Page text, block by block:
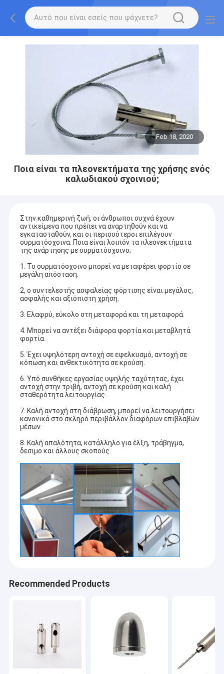
Feb 18, 2020
Ποια είναι τα πλεονεκτήματα της χρήσης ενός
καλωδιακού σχοινιού;
Στην καθημερινή ζωή, οι άνθρωποι συχνά έχουν
αντικείμενα που πρέπει να αναρτηθούν και να
εγκατασταθούν, και οι περισσότεροι επιλέγουν
συρματόσχοινα. Ποια είναι λοιπόν τα πλεονεκτήματα
της ανάρτησης με συρματόσχοινο;
1. Το συρματόσχοινο μπορεί να μεταφέρει φορτίο σε
μεγάλη απόσταση.
2, ο συντελεστής ασφαλείας φόρτισης είναι μεγάλος,
ασφαλής και αξιόπιστη χρήση.
3. Ελαφρύ, εύκολο στη μεταφορά και τη μεταφορά.
4. Μπορεί να αντέξει διάφορα φορτία και μεταβλητά
φορτία.
5. Έχει υψηλότερη αντοχή σε εφελκυσμό, αντοχή σε
κόπωση και ανθεκτικότητα σε κρούση.
6. Υπό συνθήκες εργασίας υψηλής ταχύτητας, έχει
αντοχή στην τριβή, αντοχή σε κρούση και καλή
σταθερότητα λειτουργίας.
7. Καλή αντοχή στη διάβρωση, μπορεί να λειτουργήσει
κανονικά στο σκληρό περιβάλλον διαφόρων επιβλαβών
μέσων.
8. Καλή απαλότητα, κατάλληλο για έλξη, τράβηγμα,
δεσιμο και άλλους σκοπούς.
Recommended Products